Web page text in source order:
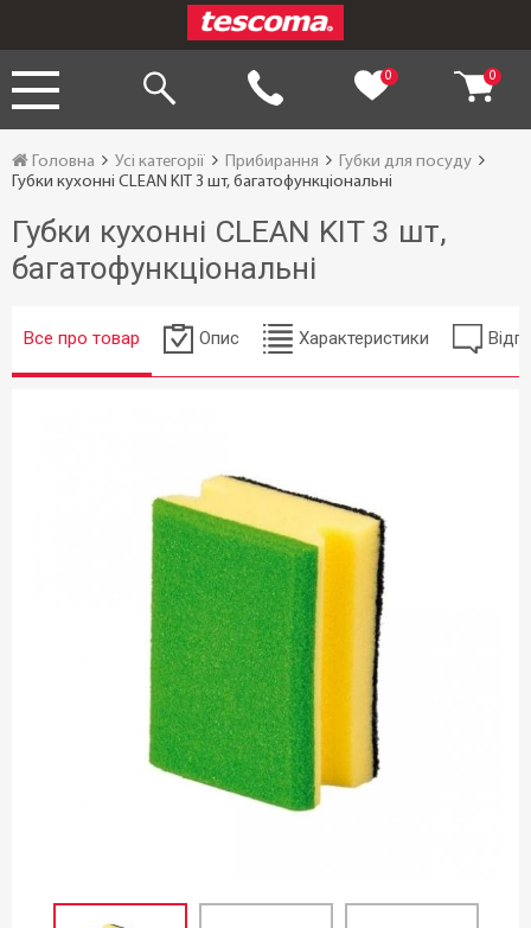
0 0
Головна Усі категорії Прибирання
Губки для посуду
Губки кухонні CLEAN KIT 3 шт, багатофункціональні
Губки кухонні CLEAN KIT 3 шт,
багатофункціональні
Все про товар Опис Характеристики